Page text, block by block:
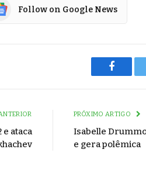
Follow on Google News
ataca
PRÓXIMO ARTIGO
Isabelle
e gera polêmica